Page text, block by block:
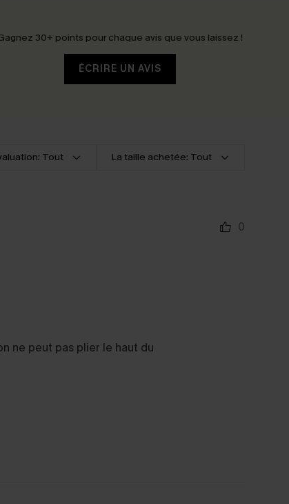
30+ points pour chaque avis que vous laissez !
ÉCRIRE UN AVIS
Tout La taille achetée: Tout
0
ne peut pas plier le haut du